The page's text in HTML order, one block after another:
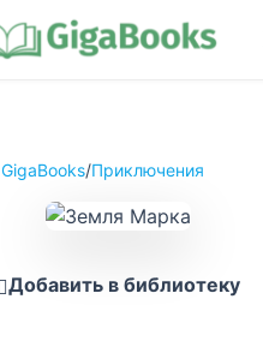
GigaBooks/Приключения
Добавить в библиотеку